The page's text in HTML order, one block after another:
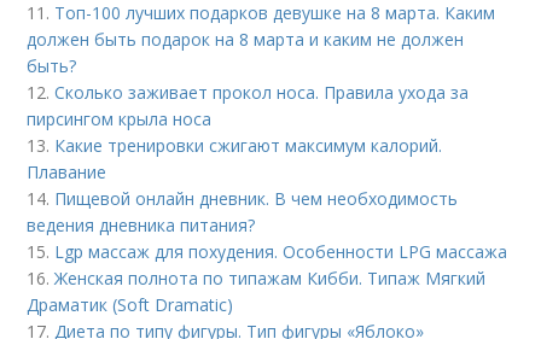
11. Топ-100 лучших подарков девушке на 8 марта. Каким
должен быть подарок на 8 марта и каким не должен
быть?
12.Сколько заживает прокол носа. Правила ухода за
пирсингом крыла носа
13. Какие тренировки сжигают максимум калорий.
Плавание
14. Пищевой онлайн дневник. В чем необходимость
ведения дневника питания?
15. Lgp массаж для похудения. Особенности LPG массажа
16.Женская полнота по типажам Кибби. Типаж Мягкий
Драматик (Soft Dramatic)
17.Диета по типу фигуры. Тип фигуры «Яблоко»